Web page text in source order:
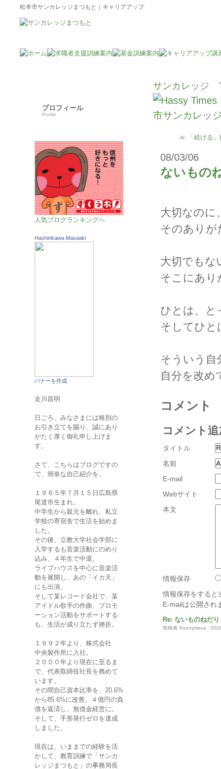
松本市サンカレッジまつもと｜キャリアアップ
サンカレッジ
≪ 「続ける
08/03/06
ないもの
大切なのに
そのありが
大切でもな
そこにあり
ひとは、と
そしてひと
そういう自
自分を改め
コメント
コメント追
タイトル
名前
E-mail
Webサイト
本文
情報保存
情報保存をすると
E-mailは公開され
Re: ないものねだり
投稿者 Anonymous :
プロフィール
Profile
人気ブログランキングへ
Hashirikawa Masaaki
バナーを作成
走川昌明
日ごろ、みなさまには格別の
お引き立てを賜り、誠にあり
がたく厚く御礼申し上げま
す。
さて、こちらはブログですの
で、簡単な自己紹介を。
１９６５年７月１５日広島県
尾道市生まれ。
中学生から親元を離れ、私立
学校の寄宿舎で生活を始めま
した。
その後、立教大学社会学部に
入学するも音楽活動にのめり
込み、４年生で中退。
ライブハウスを中心に音楽活
動を展開し、あの「イカ天」
にも出演。
そして某レコード会社で、某
アイドル歌手の作曲、プロモ
ーション活動をサポートする
も、生活が成り立たず挫折。
１９９２年より、株式会社
中央製作所に入社。
２０００年より現在に至るま
で、代表取締役社長を務めて
います。
その間自己資本比率を、20.6%
から85.6%に改善。４億円の負
債を返済し、無借金経営に。
そして、手形発行ゼロを達成
しました。
現在は、いままでの経験を活
かして、教育訓練で「サンカ
レッジまつもと」の事務局長